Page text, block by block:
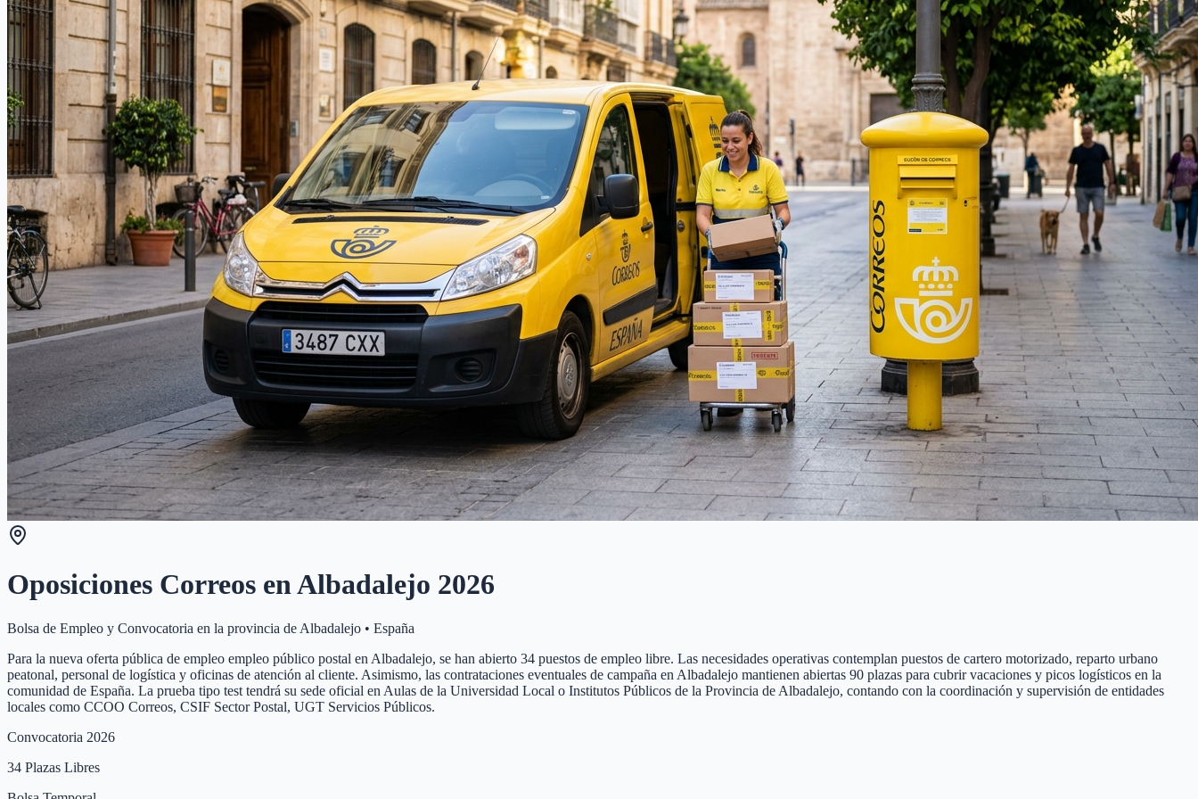
Oposiciones Correos enAlbadalejo 2026
Bolsa de Empleo y Convocatoria en la provincia de Albadalejo • España
Para la nueva oferta pública de empleo empleo público postal en Albadalejo, se han abierto 34 puestos de empleo libre. Las necesidades operativas contemplan puestos de cartero motorizado, reparto urbano
peatonal, personal de logística y oficinas de atención al cliente. Asimismo, las contrataciones eventuales de campaña en Albadalejo mantienen abiertas 90 plazas para cubrir vacaciones y picos logísticos en la
comunidad de España. La prueba tipo test tendrá su sede oficial en Aulas de la Universidad Local o Institutos Públicos de la Provincia de Albadalejo, contando con la coordinación y supervisión de entidades
locales como CCOO Correos, CSIF Sector Postal, UGT Servicios Públicos.
Convocatoria 2026
34 Plazas Libres